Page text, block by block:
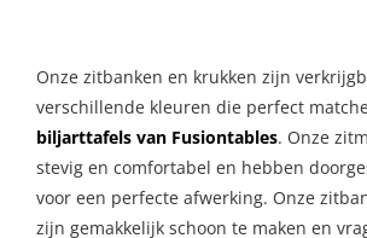
Onze zitbanken en krukken zijn
verschillende kleuren die perfect
biljarttafels van Fusiontables. Onze
stevig en comfortabel en hebben
voor een perfecte afwerking. Onze
zijn gemakkelijk schoon te maken en